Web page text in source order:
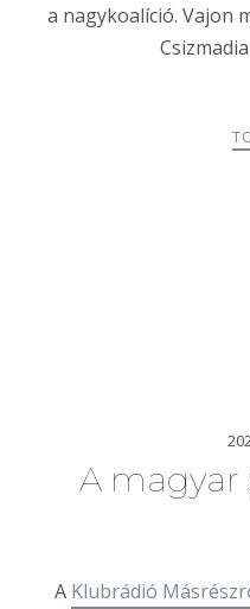
a nagykoalíció. Vajon
A magyar
A Klubrádió